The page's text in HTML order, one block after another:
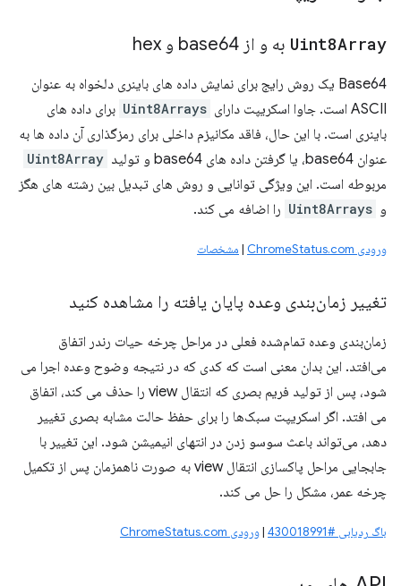
Uint8Array به و از base64 و hex
Base64 یک روش رایج برای نمایش داده های باینری دلخواه به عنوان
ASCII است. جاوا اسکریپت دارای
Uint8Arrays برای داده های
باینری است. با این حال، فاقد مکانیزم داخلی برای رمزگذاری آن داده ها به
عنوان base64، یا گرفتن داده های base64 و تولید
Uint8Array
مربوطه است. این ویژگی توانایی و روش های تبدیل بین رشته های هگز
و Uint8Arrays را اضافه می کند.
ورودی ChromeStatus.com | مشخصات
تغییر زمان‌بندی وعده پایان یافته را مشاهده کنید
زمان‌بندی وعده تمام‌شده فعلی در مراحل چرخه حیات رندر اتفاق
می‌افتد. این بدان معنی است که کدی که در نتیجه وضوح وعده اجرا می
شود، پس از تولید فریم بصری که انتقال view را حذف می کند، اتفاق
می افتد. اگر اسکریپت سبک‌ها را برای حفظ حالت مشابه بصری تغییر
دهد، می‌تواند باعث سوسو زدن در انتهای انیمیشن شود. این تغییر با
جابجایی مراحل پاکسازی انتقال view به صورت ناهمزمان پس از تکمیل
چرخه عمر، مشکل را حل می کند.
باگ ردیابی #430018991 |ورودی ChromeStatus.com